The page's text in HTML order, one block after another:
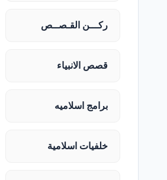
ركـــن القـصــص
قصص الانبياء
برامج اسلاميه
خلفيات اسلامية